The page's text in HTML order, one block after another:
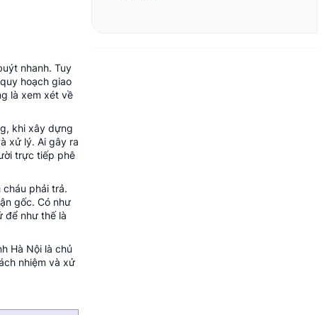
nhanh. Tuy
hoạch giao
là xem xét về
khi xây dựng
xử lý. Ai gây ra
trực tiếp phê
phải trả.
gốc. Có như
để như thế là
Hà Nội là chủ
nhiệm và xử